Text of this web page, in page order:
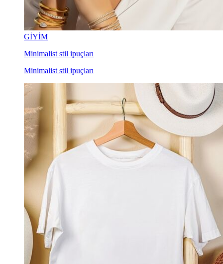
GİYİM
Minimalist stil ipuçları
Minimalist stil ipuçları